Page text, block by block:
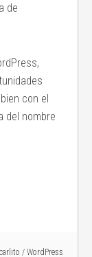
de
con el
del nombre
carlito / WordPress